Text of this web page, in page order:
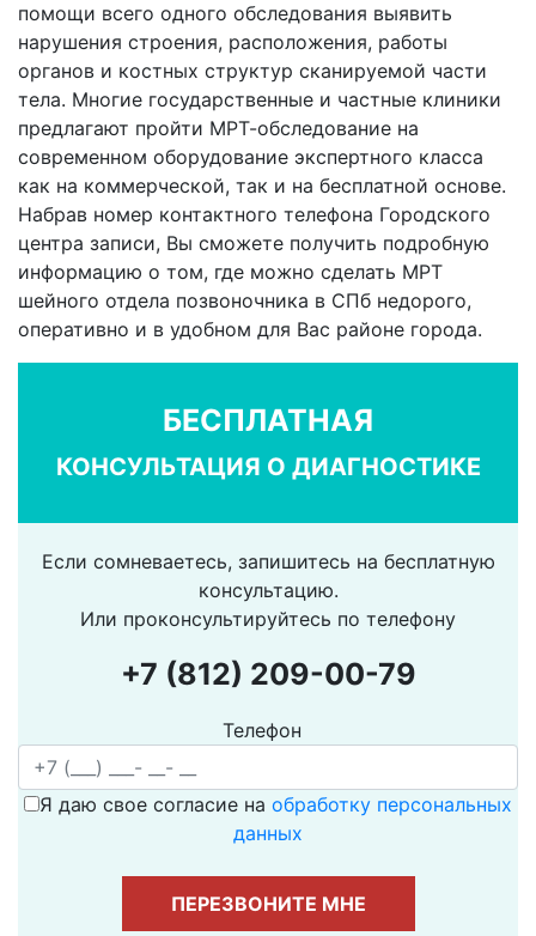
помощи всего одного обследования выявить
нарушения строения, расположения, работы
органов и костных структур сканируемой части
тела. Многие государственные и частные клиники
предлагают пройти МРТ-обследование на
современном оборудование экспертного класса
как на коммерческой, так и на бесплатной основе.
Набрав номер контактного телефона Городского
центра записи, Вы сможете получить подробную
информацию о том, где можно сделать МРТ
шейного отдела позвоночника в СПб недорого,
оперативно и в удобном для Вас районе города.
БЕСПЛАТНАЯ
КОНСУЛЬТАЦИЯ О ДИАГНОСТИКЕ
Если сомневаетесь, запишитесь на бесплатную
консультацию.
Или проконсультируйтесь по телефону
+7 (812) 209-00-79
Телефон
Я даю свое согласие на обработку персональных
данных
ПЕРЕЗВОНИТЕ МНЕ